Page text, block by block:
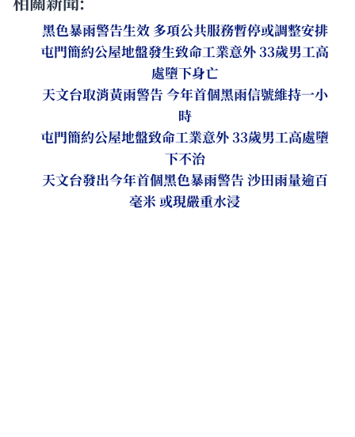
黑色暴雨警告生效 多項公共服務暫停或調整安排
屯門簡約公屋地盤發生致命工業意外 33歲男工高
處墮下身亡
天文台取消黃雨警告 今年首個黑雨信號維持一小
時
屯門簡約公屋地盤致命工業意外 33歲男工高處墮
下不治
天文台發出今年首個黑色暴雨警告 沙田雨量逾百
毫米 或現嚴重水浸